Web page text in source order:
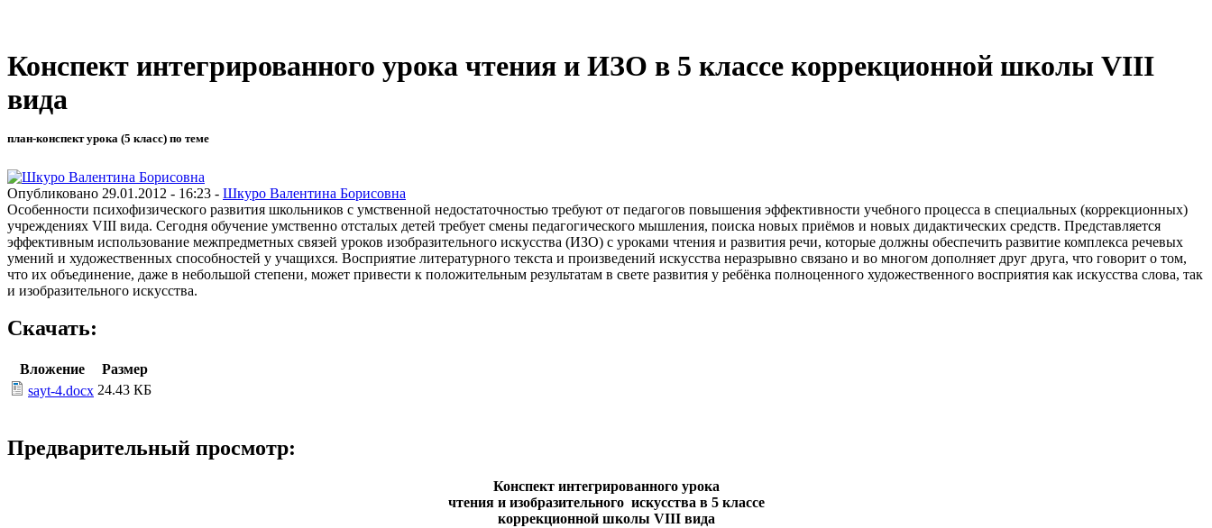
Конспект интегрированного урока чтения и ИЗО в 5 классе коррекционной школы VIII
вида
план-конспект урока (5 класс) по теме
Опубликовано 29.01.2012 - 16:23 - Шкуро Валентина Борисовна
Особенности психофизического развития школьников с умственной недостаточностью требуют от педагогов повышения эффективности учебного процесса в специальных (коррекционных)
учреждениях VIII вида. Сегодня обучение умственно отсталых детей требует смены педагогического мышления, поиска новых приёмов и новых дидактических средств. Представляется
эффективным использование межпредметных связей уроков изобразительного искусства (ИЗО) с уроками чтения и развития речи, которые должны обеспечить развитие комплекса речевых
умений и художественных способностей у учащихся. Восприятие литературного текста и произведений искусства неразрывно связано и во многом дополняет друг друга, что говорит о том,
что их объединение, даже в небольшой степени, может привести к положительным результатам в свете развития у ребёнка полноценного художественного восприятия как искусства слова, так
и изобразительного искусства.
Скачать:
Вложение
Размер
sayt-4.docx 24.43 КБ
Предварительный просмотр:
Конспект интегрированного урока
чтения и изобразительного искусства в 5 классе
коррекционной школы VIII вида